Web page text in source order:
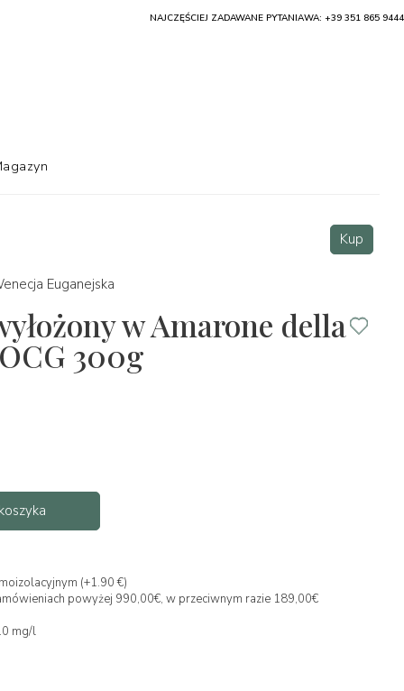
Kup
Euganejska
w Amarone della
300g
(+1.90 €)
powyżej 990,00€, w przeciwnym razie 189,00€
mg/l
NAJCZĘŚCIEJ ZADAWANE PYTANIAWA: +39 351 865 9444